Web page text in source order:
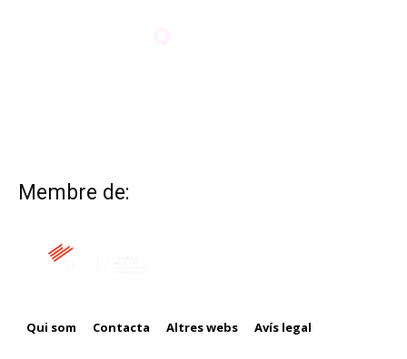
Membre de:
Qui som Contacta Altres webs Avís legal